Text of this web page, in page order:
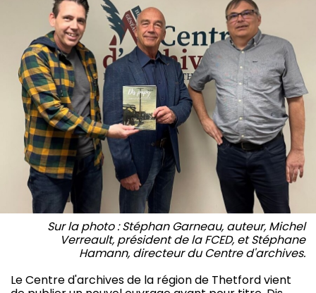
Sur la photo : Stéphan Garneau, auteur, Michel
Verreault, président de la FCED, et Stéphane
Hamann, directeur du Centre d'archives.
Le Centre d'archives de la région de Thetford vient